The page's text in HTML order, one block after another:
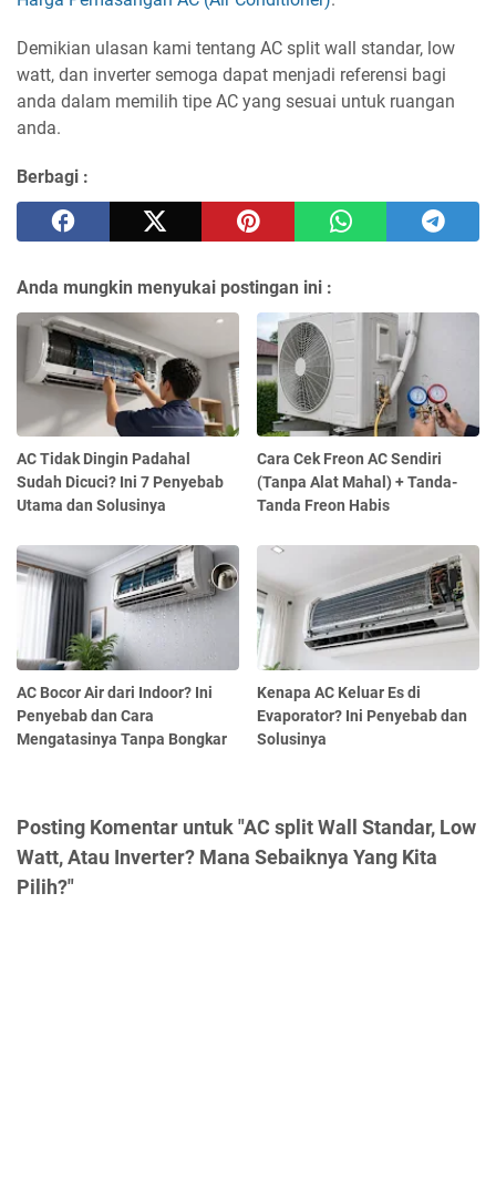
Demikian ulasan kami tentang AC split wall standar, low
watt, dan inverter semoga dapat menjadi referensi bagi
anda dalam memilih tipe AC yang sesuai untuk ruangan
anda.
Berbagi :
Anda mungkin menyukai postingan ini :
AC Tidak Dingin Padahal
Sudah Dicuci? Ini 7 Penyebab
Utama dan Solusinya
Cara Cek Freon AC Sendiri
(Tanpa Alat Mahal) + Tanda-
Tanda Freon Habis
AC Bocor Air dari Indoor? Ini
Penyebab dan Cara
Mengatasinya Tanpa Bongkar
Kenapa AC Keluar Es di
Evaporator? Ini Penyebab dan
Solusinya
Posting Komentar untuk "AC split Wall Standar, Low
Watt, Atau Inverter? Mana Sebaiknya Yang Kita
Pilih?"